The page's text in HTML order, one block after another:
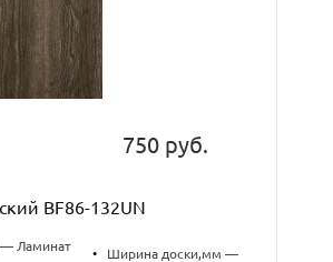
750 руб.
BF86-132UN
— Ламинат
•
Ширина доски,мм —